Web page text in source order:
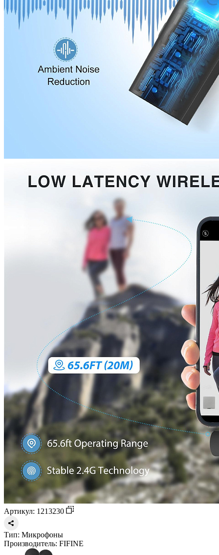
Артикул: 1213230
Тип: Микрофоны
Производитель: FIFINE